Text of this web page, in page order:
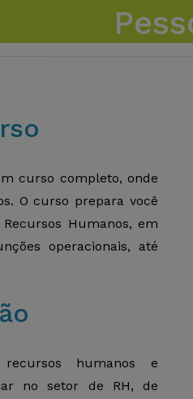
curso completo, onde
O curso prepara você
Humanos, em
operacionais, até
humanos e
no setor de RH, de